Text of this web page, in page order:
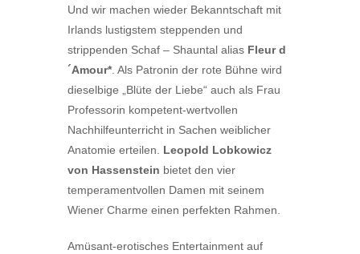
Und wir machen wieder Bekanntschaft mit
Irlands lustigstem steppenden und
strippenden Schaf – Shauntal alias Fleur d
´Amour*. Als Patronin der rote Bühne wird
dieselbige „Blüte der Liebe“ auch als Frau
Professorin kompetent-wertvollen
Nachhilfeunterricht in Sachen weiblicher
Anatomie erteilen. Leopold Lobkowicz
von Hassenstein bietet den vier
temperamentvollen Damen mit seinem
Wiener Charme einen perfekten Rahmen.
Amüsant-erotisches Entertainment auf